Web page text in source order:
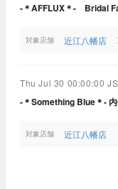
-＊AFFLUX＊- Bridal
対象店舗 近江八幡店
Thu Jul 30 00:00:00
-＊Something Blue＊- 内
対象店舗 近江八幡店